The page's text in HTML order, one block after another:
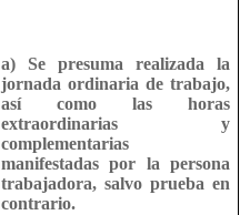
a) Se presuma realizada la
jornada ordinaria de trabajo,
así como las horas
extraordinarias y
complementarias
manifestadas por la persona
trabajadora, salvo prueba en
contrario.